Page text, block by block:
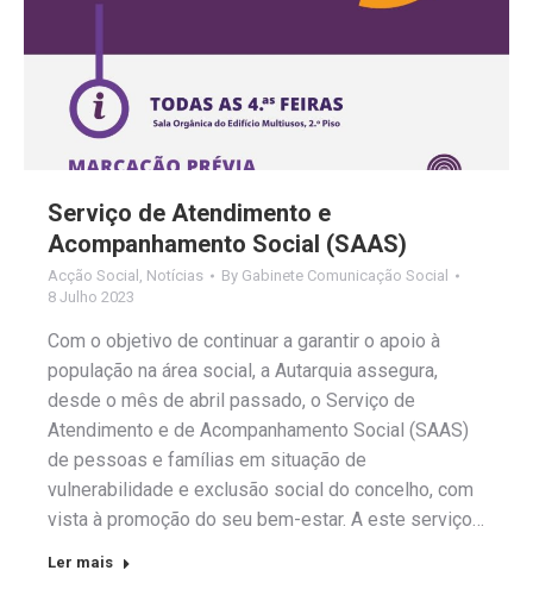
Serviço de Atendimento e
Acompanhamento Social (SAAS)
Acção Social Notícias By Gabinete Comunicação Social
8 Julho 2023
Com o objetivo de continuar a garantir o apoio à
população na área social, a Autarquia assegura,
desde o mês de abril passado, o Serviço de
Atendimento e de Acompanhamento Social (SAAS)
de pessoas e famílias em situação de
vulnerabilidade e exclusão social do concelho, com
vista à promoção do seu bem-estar. A este serviço…
Ler mais